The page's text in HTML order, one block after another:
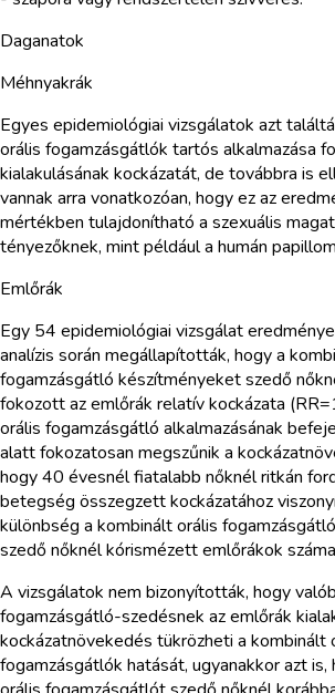
Daganatok
Méhnyakrák
Egyes epidemiológiai vizsgálatok azt
orális fogamzásgátlók tartós alkalmazása
kialakulásának kockázatát, de továbbra is
vannak arra vonatkozóan, hogy ez az
mértékben tulajdonítható a szexuális
tényezőknek, mint például a humán
Emlőrák
Egy 54 epidemiológiai vizsgálat
analízis során megállapították, hogy a
fogamzásgátló készítményeket szedő
fokozott az emlőrák relatív kockázata
orális fogamzásgátló alkalmazásának
alatt fokozatosan megszűnik a
hogy 40 évesnél fiatalabb nőknél ritkán
betegség összegzett kockázatához
különbség a kombinált orális
szedő nőknél kórismézett emlőrákok
A vizsgálatok nem bizonyították, hogy
fogamzásgátló-szedésnek az emlőrák
kockázatnövekedés tükrözheti a kombinált
fogamzásgátlók hatását, ugyanakkor azt